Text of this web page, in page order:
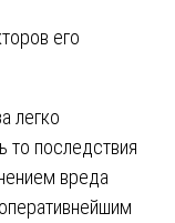
его
легко
то последствия
вреда